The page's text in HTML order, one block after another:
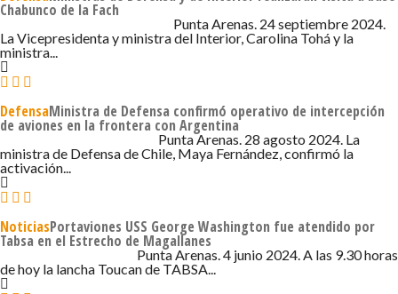
Chabunco de la Fach
Punta Arenas. 24 septiembre 2024.
La Vicepresidenta y ministra del Interior, Carolina Tohá y la
ministra...
DefensaMinistra de Defensa confirmó operativo de intercepción
de aviones en la frontera con Argentina
Punta Arenas. 28 agosto 2024. La
ministra de Defensa de Chile, Maya Fernández, confirmó la
activación...
NoticiasPortaviones USS George Washington fue atendido por
Tabsa en el Estrecho de Magallanes
Punta Arenas. 4 junio 2024. A las 9.30 horas
de hoy la lancha Toucan de TABSA...